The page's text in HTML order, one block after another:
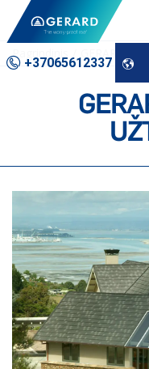
+37065­612337
Pagrindinis GERARD